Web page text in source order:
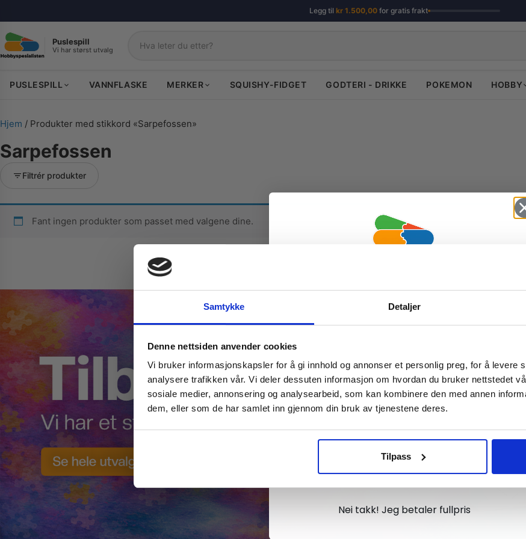
Samtykke Detaljer
Denne nettsiden anvender cookies
Vi bruker informasjonskapsler for å gi innhold og annonser et personlig preg, for å levere
analysere trafikken vår. Vi deler dessuten informasjon om hvordan du bruker nettstedet
sosiale medier, annonsering og analysearbeid, som kan kombinere den med annen
dem, eller som de har samlet inn gjennom din bruk av tjenestene deres.
Tilpass
Legg til kr1.500,00for gratis frakt
Puslespill
Vi har størst utvalg Søk
PUSLESPILL VANNFLASKE MERKER SQUISHY-FIDGET GODTERI - DRIKKE POKEMON HOBBY
Hjem / Produkter med stikkord «Sarpefossen»
Sarpefossen
Filtrér produkter
Fant ingen produkter som passet med valgene dine.
Vil du ha
10% Rabatt?
Meld deg på vårt nyhetsbrev og motta
gode tilbud og produktinformasjon fra
oss¢!
Ja takk, jeg er med
Nei takk! Jeg betaler fullpris